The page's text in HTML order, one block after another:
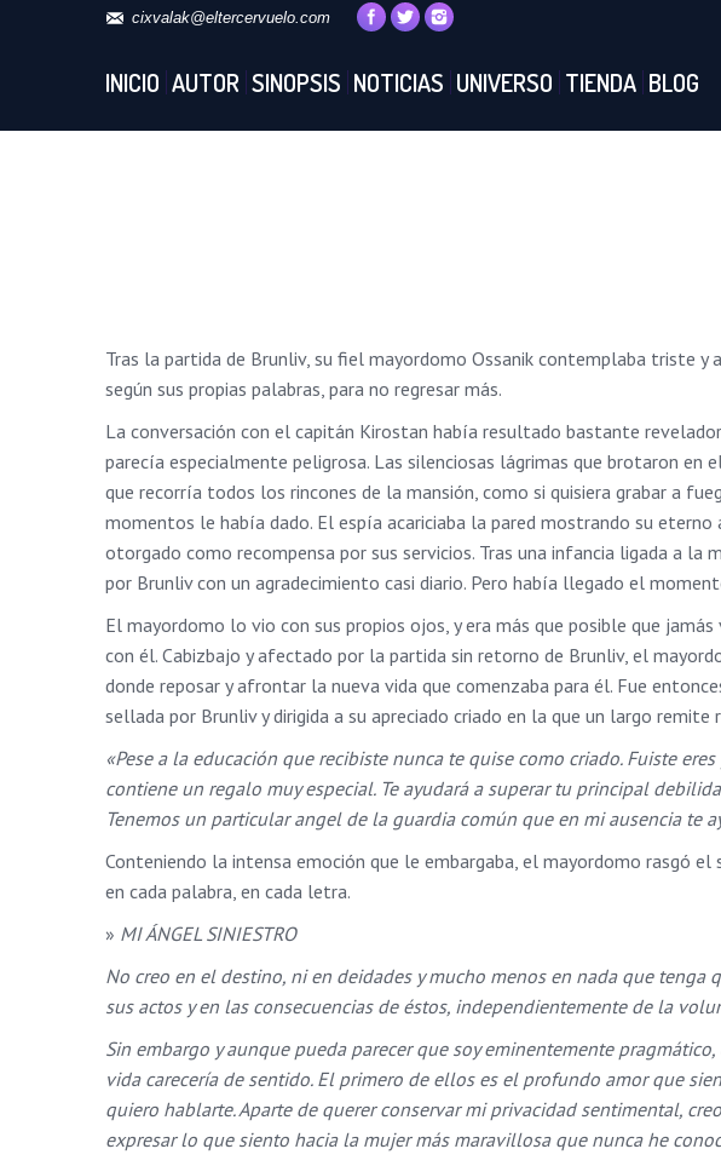
cixvalak@eltercervuelo.com
INICIO AUTOR SINOPSIS NOTICIAS UNIVERSO TIENDA BLOG
Tras la partida de Brunliv, su fiel mayordomo Ossanik contemplaba triste
según sus propias palabras, para no regresar más.
La conversación con el capitán Kirostan había resultado bastante
parecía especialmente peligrosa. Las silenciosas lágrimas que brotaron en
que recorría todos los rincones de la mansión, como si quisiera grabar a
momentos le había dado. El espía acariciaba la pared mostrando su
otorgado como recompensa por sus servicios. Tras una infancia ligada a la
por Brunliv con un agradecimiento casi diario. Pero había llegado el
El mayordomo lo vio con sus propios ojos, y era más que posible que
con él. Cabizbajo y afectado por la partida sin retorno de Brunliv, el
donde reposar y afrontar la nueva vida que comenzaba para él. Fue
sellada por Brunliv y dirigida a su apreciado criado en la que un largo remite
«Pese a la educación que recibiste nunca te quise como criado. Fuiste
contiene un regalo muy especial. Te ayudará a superar tu principal
Tenemos un particular angel de la guardia común que en mi ausencia te
Conteniendo la intensa emoción que le embargaba, el mayordomo rasgó
en cada palabra, en cada letra.
» MI ÁNGEL SINIESTRO
No creo en el destino, ni en deidades y mucho menos en nada que tenga
sus actos y en las consecuencias de éstos, independientemente de la
Sin embargo y aunque pueda parecer que soy eminentemente
vida carecería de sentido. El primero de ellos es el profundo amor que
quiero hablarte. Aparte de querer conservar mi privacidad sentimental,
expresar lo que siento hacia la mujer más maravillosa que nunca he